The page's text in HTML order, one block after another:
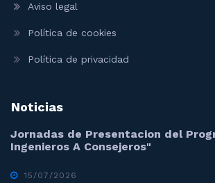
Aviso legal
Política de cookies
Política de privacidad
Noticias
Jornadas de Presentacion del
Ingenieros A Consejeros"
15/07/2026